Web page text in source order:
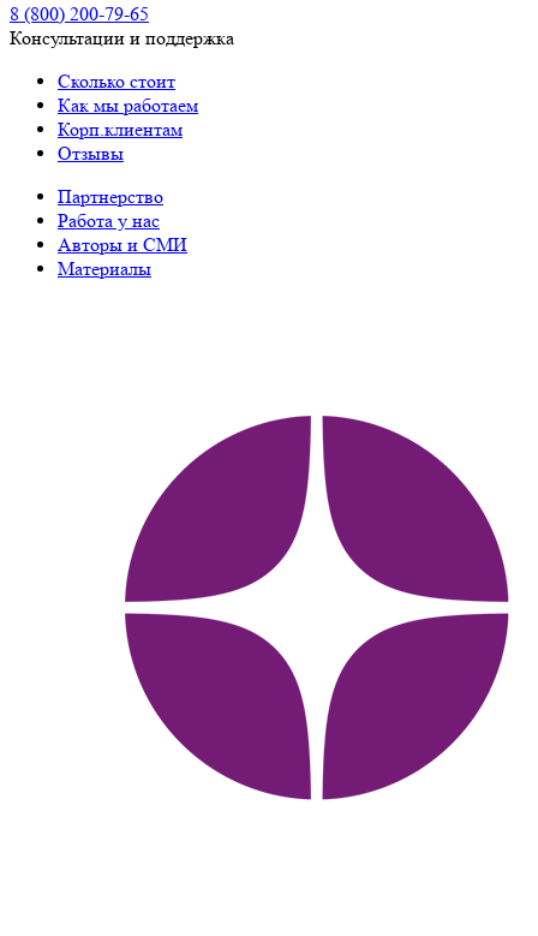
8 (800) 200-79-65
Консультации и поддержка
Сколько стоит
Как мы работаем
Корп.клиентам
Отзывы
Партнерство
Работа у нас
Авторы и СМИ
Материалы